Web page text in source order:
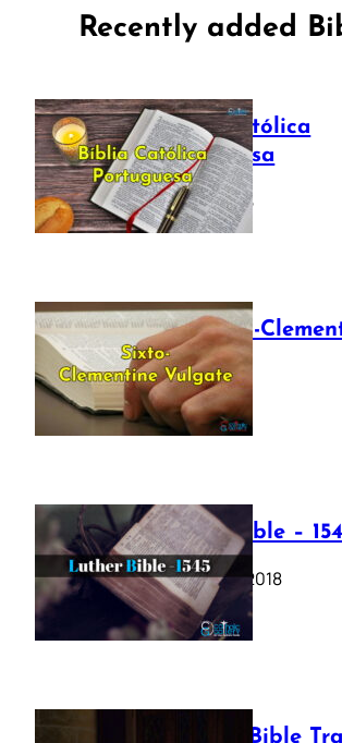
Recently added
Bíblia Católica
Portuguesa
July 16, 2025
The Sixto-
Vulgate
July 12, 2025
Luther Bible –
October 17, 2018
Webster Bible